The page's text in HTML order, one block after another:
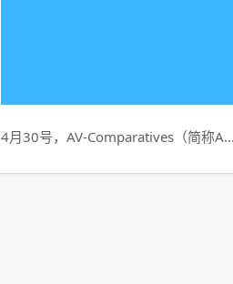
4月30号，AV-Comparatives（简称